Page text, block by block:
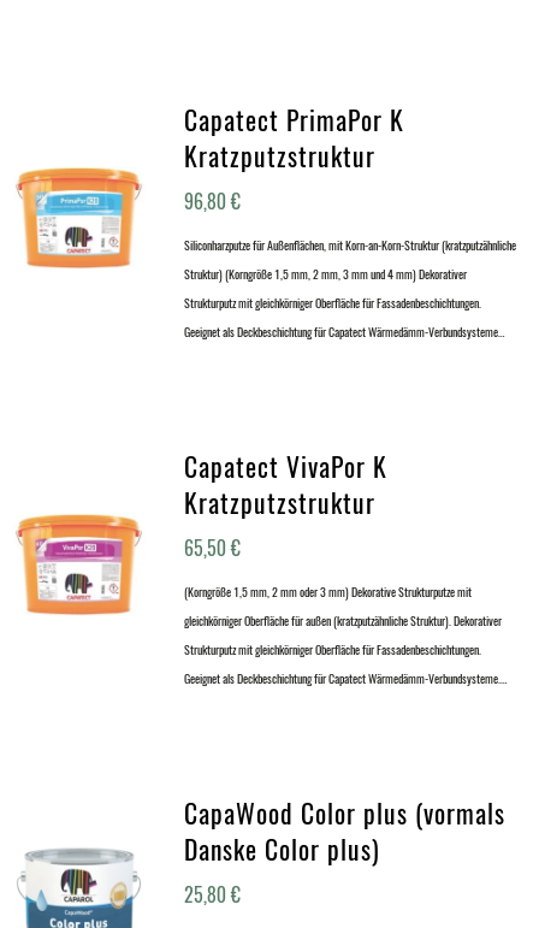
Capatect PrimaPor K
Kratzputzstruktur
96,80€
Siliconharzputze für Außenflächen, mit Korn-an-Korn-Struktur (kratzputzähnliche
Struktur) (Korngröße 1,5 mm, 2 mm, 3 mm und 4 mm) Dekorativer
Strukturputz mit gleichkörniger Oberfläche für Fassadenbeschichtungen.
Geeignet als Deckbeschichtung für Capatect Wärmedämm-Verbundsysteme…
Capatect VivaPor K
Kratzputzstruktur
65,50€
(Korngröße 1,5 mm, 2 mm oder 3 mm) Dekorative Strukturputze mit
gleichkörniger Oberfläche für außen (kratzputzähnliche Struktur). Dekorativer
Strukturputz mit gleichkörniger Oberfläche für Fassadenbeschichtungen.
Geeignet als Deckbeschichtung für Capatect Wärmedämm-Verbundsysteme.…
CapaWood Color plus (vormals
Danske Color plus)
25,80€